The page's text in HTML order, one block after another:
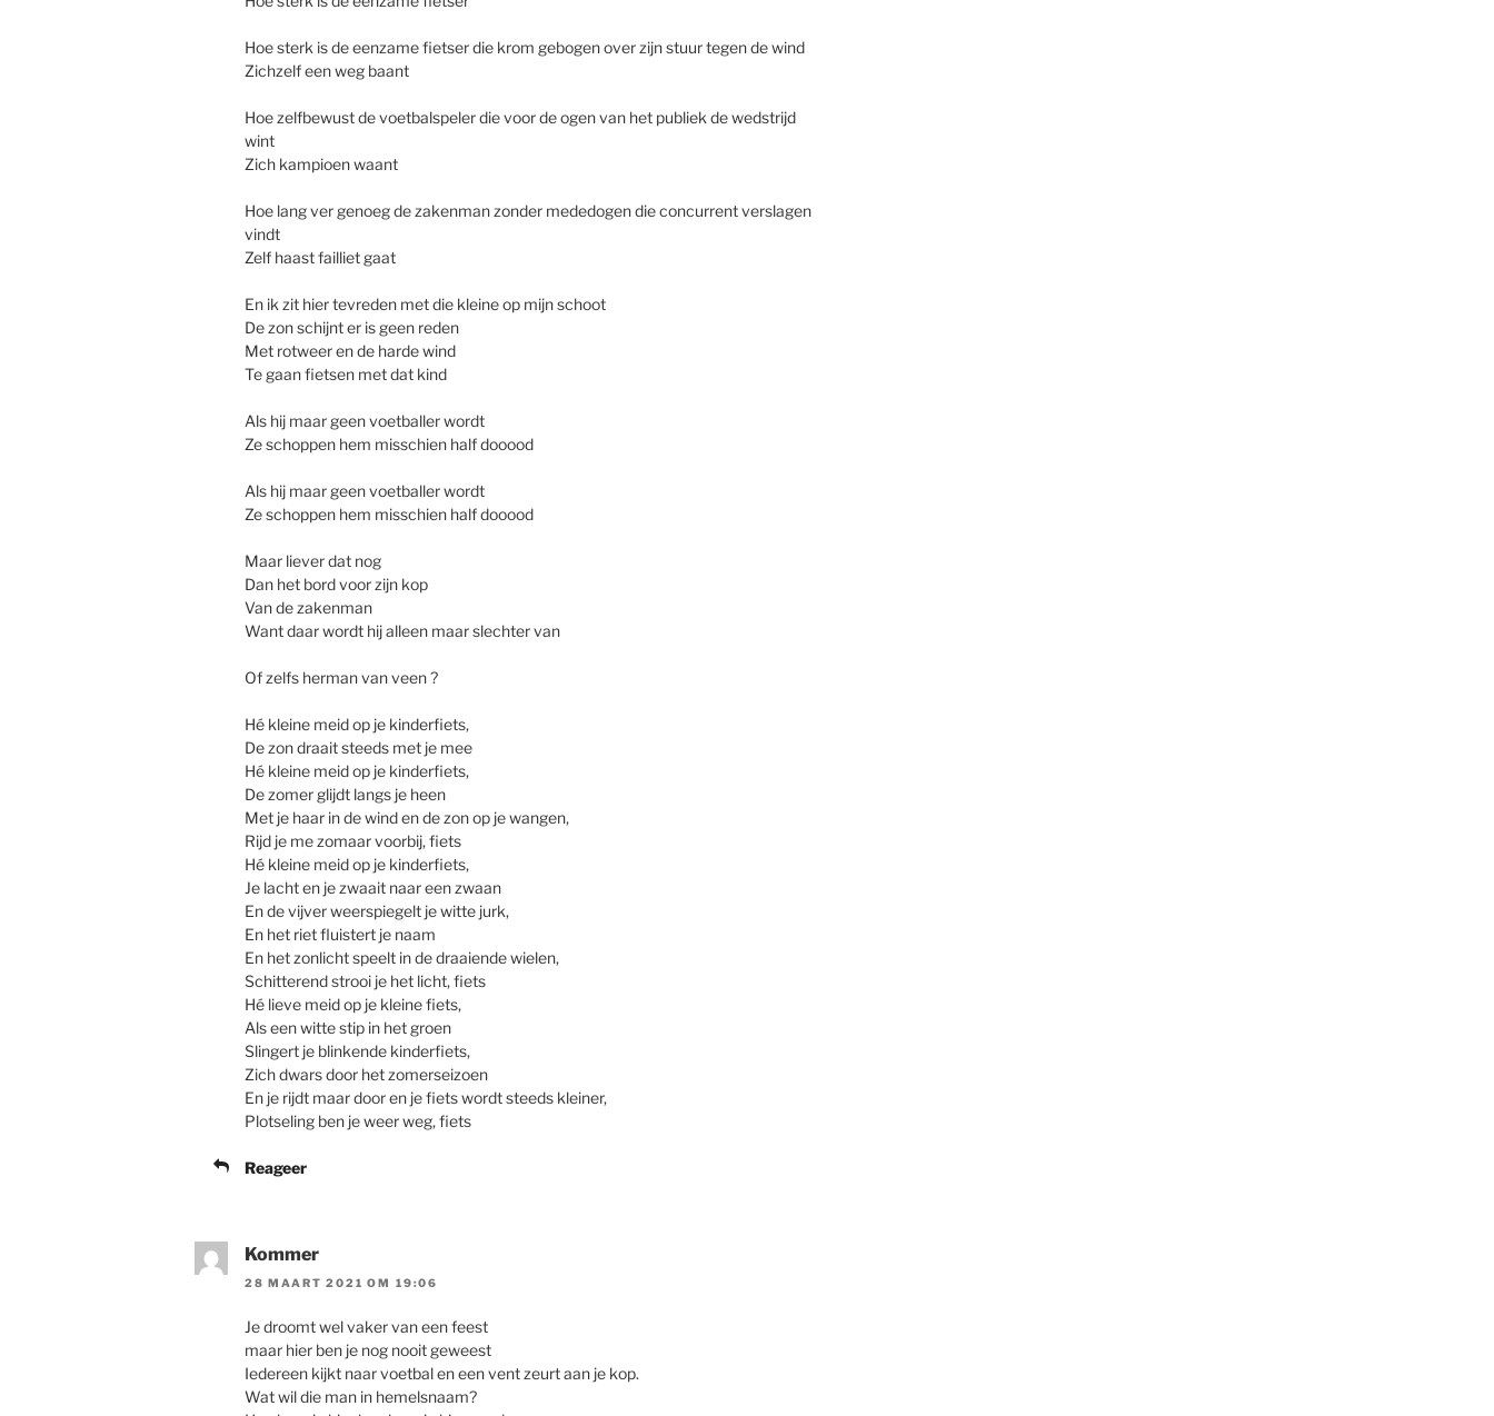
Hoe sterk is de eenzame fietser die krom gebogen over zijn stuur tegen de wind
Zichzelf een weg baant
Hoe zelfbewust de voetbalspeler die voor de ogen van het publiek de wedstrijd
wint
Zich kampioen waant
Hoe lang ver genoeg de zakenman zonder mededogen die concurrent verslagen
vindt
Zelf haast failliet gaat
En ik zit hier tevreden met die kleine op mijn schoot
De zon schijnt er is geen reden
Met rotweer en de harde wind
Te gaan fietsen met dat kind
Als hij maar geen voetballer wordt
Ze schoppen hem misschien half dooood
Als hij maar geen voetballer wordt
Ze schoppen hem misschien half dooood
Maar liever dat nog
Dan het bord voor zijn kop
Van de zakenman
Want daar wordt hij alleen maar slechter van
Of zelfs herman van veen ?
Hé kleine meid op je kinderfiets,
De zon draait steeds met je mee
Hé kleine meid op je kinderfiets,
De zomer glijdt langs je heen
Met je haar in de wind en de zon op je wangen,
Rijd je me zomaar voorbij, fiets
Hé kleine meid op je kinderfiets,
Je lacht en je zwaait naar een zwaan
En de vijver weerspiegelt je witte jurk,
En het riet fluistert je naam
En het zonlicht speelt in de draaiende wielen,
Schitterend strooi je het licht, fiets
Hé lieve meid op je kleine fiets,
Als een witte stip in het groen
Slingert je blinkende kinderfiets,
Zich dwars door het zomerseizoen
En je rijdt maar door en je fiets wordt steeds kleiner,
Plotseling ben je weer weg, fiets
Reageer
Kommer
28 MAART 2021 OM 19:06
Je droomt wel vaker van een feest
maar hier ben je nog nooit geweest
Iedereen kijkt naar voetbal en een vent zeurt aan je kop.
Wat wil die man in hemelsnaam?